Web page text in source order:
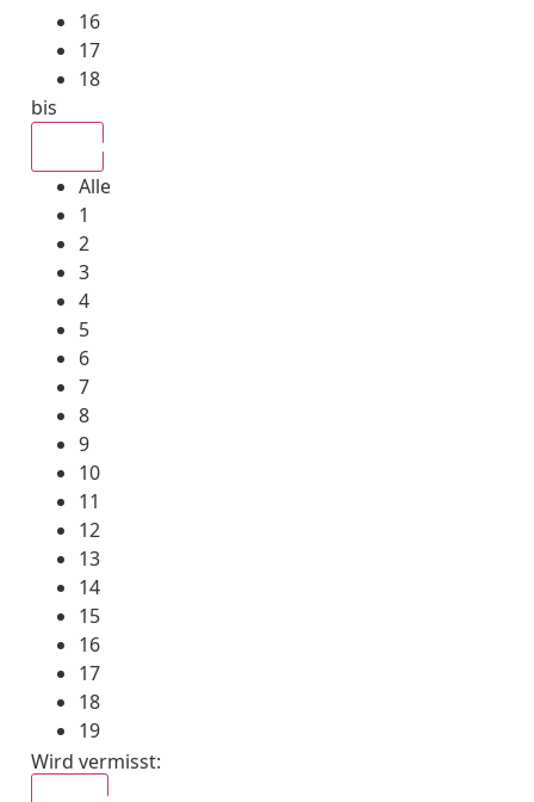
16
17
18
bis
Alle
1
2
3
4
5
6
7
8
9
10
11
12
13
14
15
16
17
18
19
Wird vermisst: